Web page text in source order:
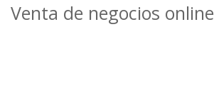
Venta de negocios online